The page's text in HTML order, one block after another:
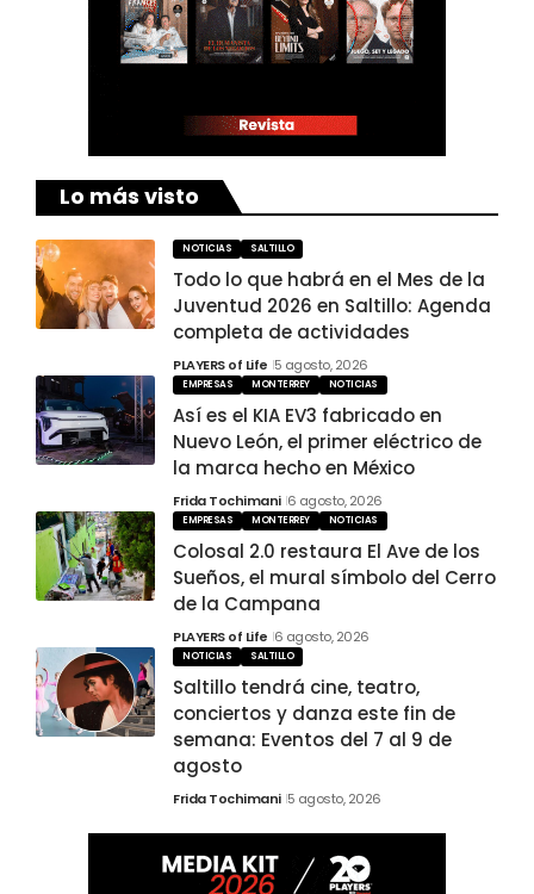
Lo más visto
NOTICIAS SALTILLO
Todo lo que habrá en el Mes de la
Juventud 2026 en Saltillo: Agenda
completa de actividades
PLAYERS of Life 5 agosto, 2026
EMPRESAS MONTERREY NOTICIAS
Así es el KIA EV3 fabricado en
Nuevo León, el primer eléctrico de
la marca hecho en México
Frida Tochimani 6 agosto, 2026
EMPRESAS MONTERREY NOTICIAS
Colosal 2.0 restaura El Ave de los
Sueños, el mural símbolo del Cerro
de la Campana
PLAYERS of Life 6 agosto, 2026
NOTICIAS SALTILLO
Saltillo tendrá cine, teatro,
conciertos y danza este fin de
semana: Eventos del 7 al 9 de
agosto
Frida Tochimani 5 agosto, 2026